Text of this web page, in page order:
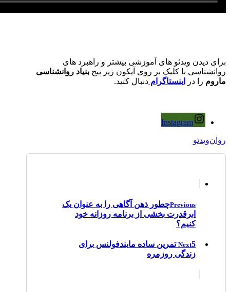
برای دیدن ویدئو های آموزشی بیشتر و راهبرد های
روانشناسی با کلیک بر روی آیکون زیر پیج بنیاد روانشناسی
ماروم را در اینستاگرام دنبال کنید.
Instagram
روان‌ویدئو
Previousچطور ذهن آگاهی را به عنوان یک
ابرقدرت بخشی از برنامه روزانه خود
کنیم؟
Next 5 تمرین ساده مایندفولنس برای
زندگی روزمره